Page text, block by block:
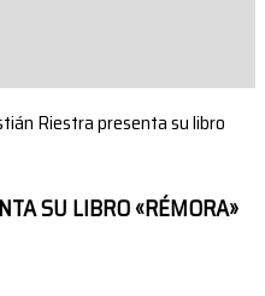
Riestra presenta su libro
SU LIBRO «RÉMORA»